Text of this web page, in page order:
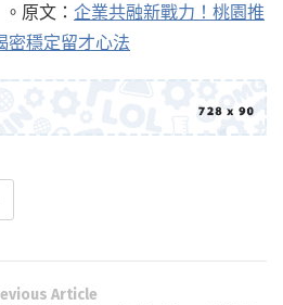
原文： 企業共融新戰力！桃園推
密穩定留才心法
Article